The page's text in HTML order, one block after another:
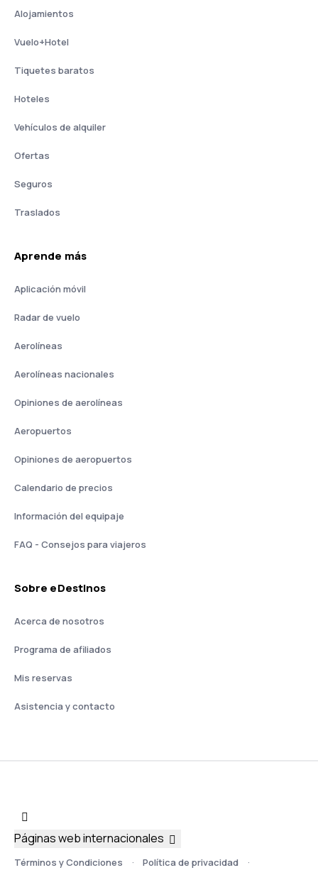
Alojamientos
Vuelo+Hotel
Tiquetes baratos
Hoteles
Vehículos de alquiler
Ofertas
Seguros
Traslados
Aprende más
Aplicación móvil
Radar de vuelo
Aerolíneas
Aerolíneas nacionales
Opiniones de aerolíneas
Aeropuertos
Opiniones de aeropuertos
Calendario de precios
Información del equipaje
FAQ - Consejos para viajeros
Sobre eDestinos
Acerca de nosotros
Programa de afiliados
Mis reservas
Asistencia y contacto
Términos y Condiciones Política de privacidad
Páginas web internacionales